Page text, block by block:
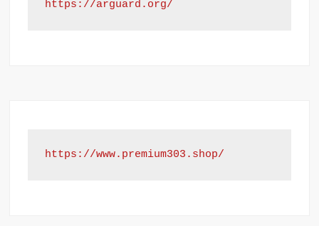
https://arguard.org/
https://www.premium303.shop/